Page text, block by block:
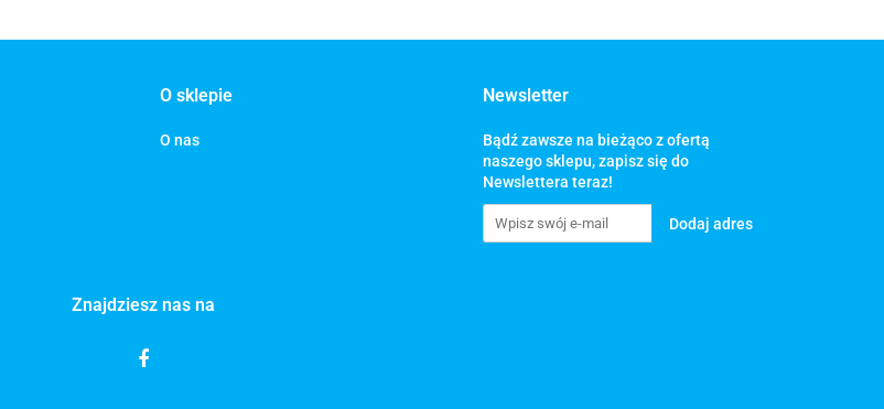
O sklepie
O nas
Newsletter
Bądź zawsze na bieżąco z ofertą
naszego sklepu, zapisz się do
Newslettera teraz!
Znajdziesz nas na